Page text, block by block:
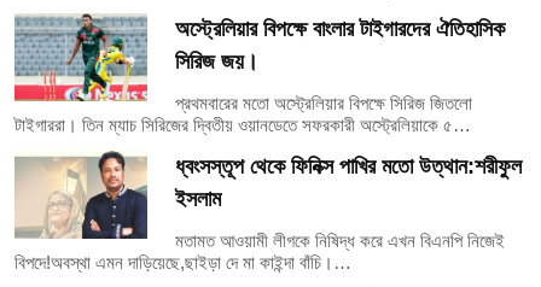
অস্ট্রেলিয়ার বিপক্ষে বাংলার টাইগারদের ঐতিহাসিক
সিরিজ জয়।
প্রথমবারের মতো অস্ট্রেলিয়ার বিপক্ষে সিরিজ জিতলো
টাইগাররা। তিন ম্যাচ সিরিজের দ্বিতীয় ওয়ানডেতে সফরকারী অস্ট্রেলিয়াকে ৫…
ধ্বংসস্তূপ থেকে ফিনিক্স পাখির মতো উত্থান:শরীফুল
ইসলাম
মতামত আওয়ামী লীগকে নিষিদ্ধ করে এখন বিএনপি নিজেই
বিপদে!অবস্থা এমন দাড়িয়েছে,ছাইড়া দে মা কাইন্দা বাঁচি।…